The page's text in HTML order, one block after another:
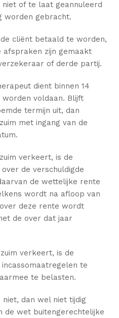
of te laat geannuleerd
worden gebracht.
cliënt betaald te worden,
afspraken zijn gemaakt
of derde partij.
dient binnen 14
voldaan. Blijft
termijn uit, dan
met ingang van de
verkeert, is de
de verschuldigde
de wettelijke rente
wordt na afloop van
deze rente wordt
de over dat jaar
verkeert, is de
te
te belasten.
dan wel niet tijdig
de wet buitengerechtelijke